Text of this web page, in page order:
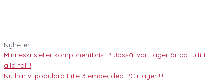
Nyheter
Minneskris eller komponentbrist ? Jasså, vårt lager är då fullt i
alla fall !
Nu har vi populära Fitlet3 embedded-PC i lager !!!